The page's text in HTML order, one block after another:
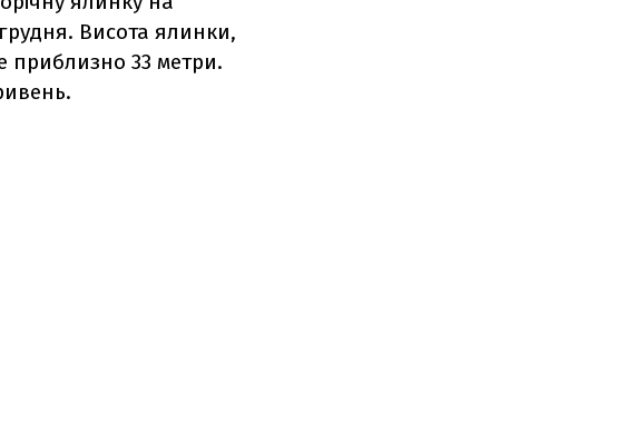
Висота ялинки,
приблизно 33 метри.